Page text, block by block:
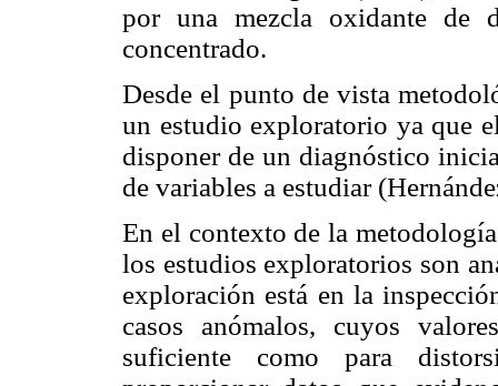
por una mezcla oxidante de
concentrado.
Desde el punto de vista
un estudio exploratorio ya que
disponer de un diagnóstico
de variables a estudiar
En el contexto de la
los estudios exploratorios son
exploración está en la
casos anómalos, cuyos
suficiente como para